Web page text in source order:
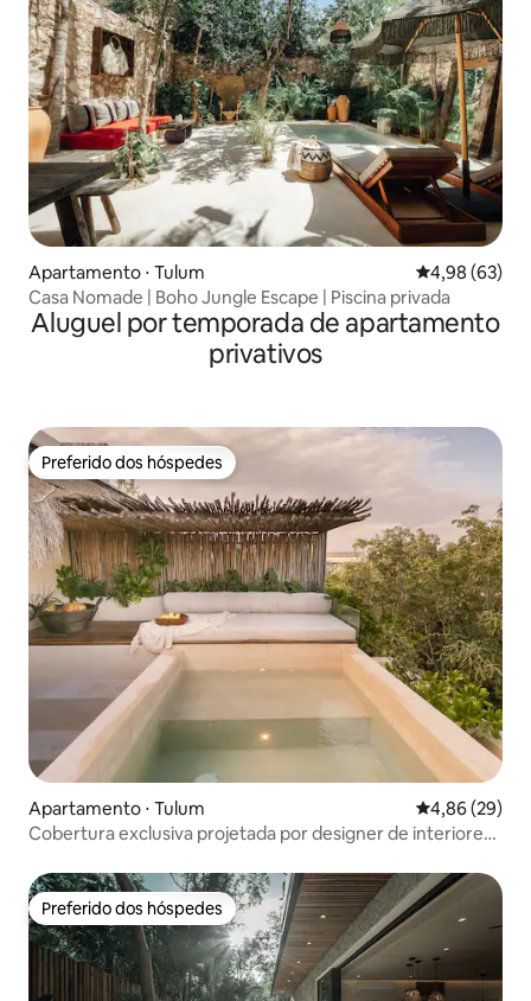
Apartamento ⋅ Tulum 4,98 de uma
4,98 (63)
Casa Nomade | Boho Jungle Escape | Piscina privada
Aluguel por temporada de apartamento
privativos
Preferido dos hóspedes
Preferido dos hóspedes
Apartamento ⋅ Tulum 4,86 de uma
4,86 (29)
Cobertura exclusiva projetada por designer de interiores
Preferido dos hóspedes
Preferido dos hóspedes